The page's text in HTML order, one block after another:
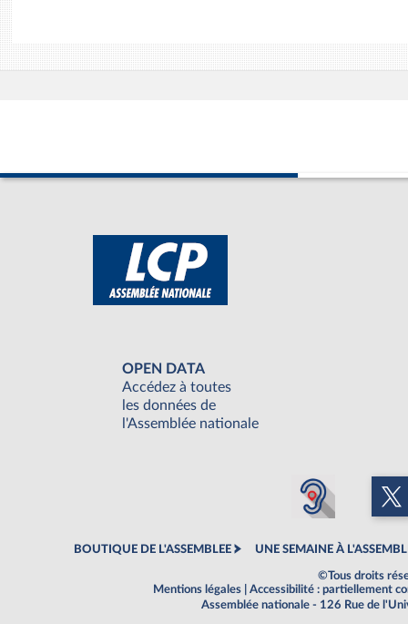
OPEN DATA
Accédez à toutes
les données de
l'Assemblée nationale
BOUTIQUE DE L'ASSEMBLEE UNE SEMAINE À
©Tous droits
Mentions légales
Accessibilité : partiellement
Assemblée nationale - 126 Rue de